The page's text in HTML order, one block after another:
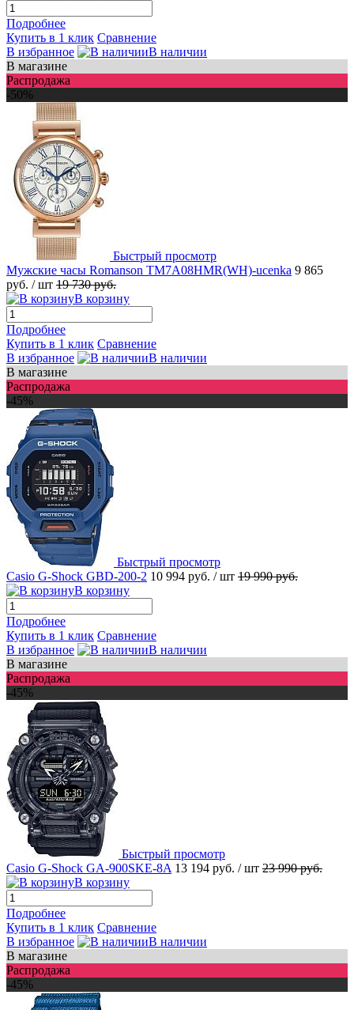
Подробнее
Купить в 1 клик Сравнение
В избранное
В наличии
В магазине
Распродажа
-50%
Быстрый просмотр
Мужские часы Romanson TM7A08HMR(WH)-ucenka 9 865
руб. / шт 19 730 руб.
В корзину
Подробнее
Купить в 1 клик Сравнение
В избранное
В наличии
В магазине
Распродажа
-45%
Быстрый просмотр
Casio G-Shock GBD-200-2 10 994 руб. / шт 19 990 руб.
В корзину
Подробнее
Купить в 1 клик Сравнение
В избранное
В наличии
В магазине
Распродажа
-45%
Быстрый просмотр
Casio G-Shock GA-900SKE-8A 13 194 руб. / шт 23 990 руб.
В корзину
Подробнее
Купить в 1 клик Сравнение
В избранное
В наличии
В магазине
Распродажа
-45%